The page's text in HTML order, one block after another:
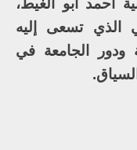
تسعى إليه
ودور الجامعة في